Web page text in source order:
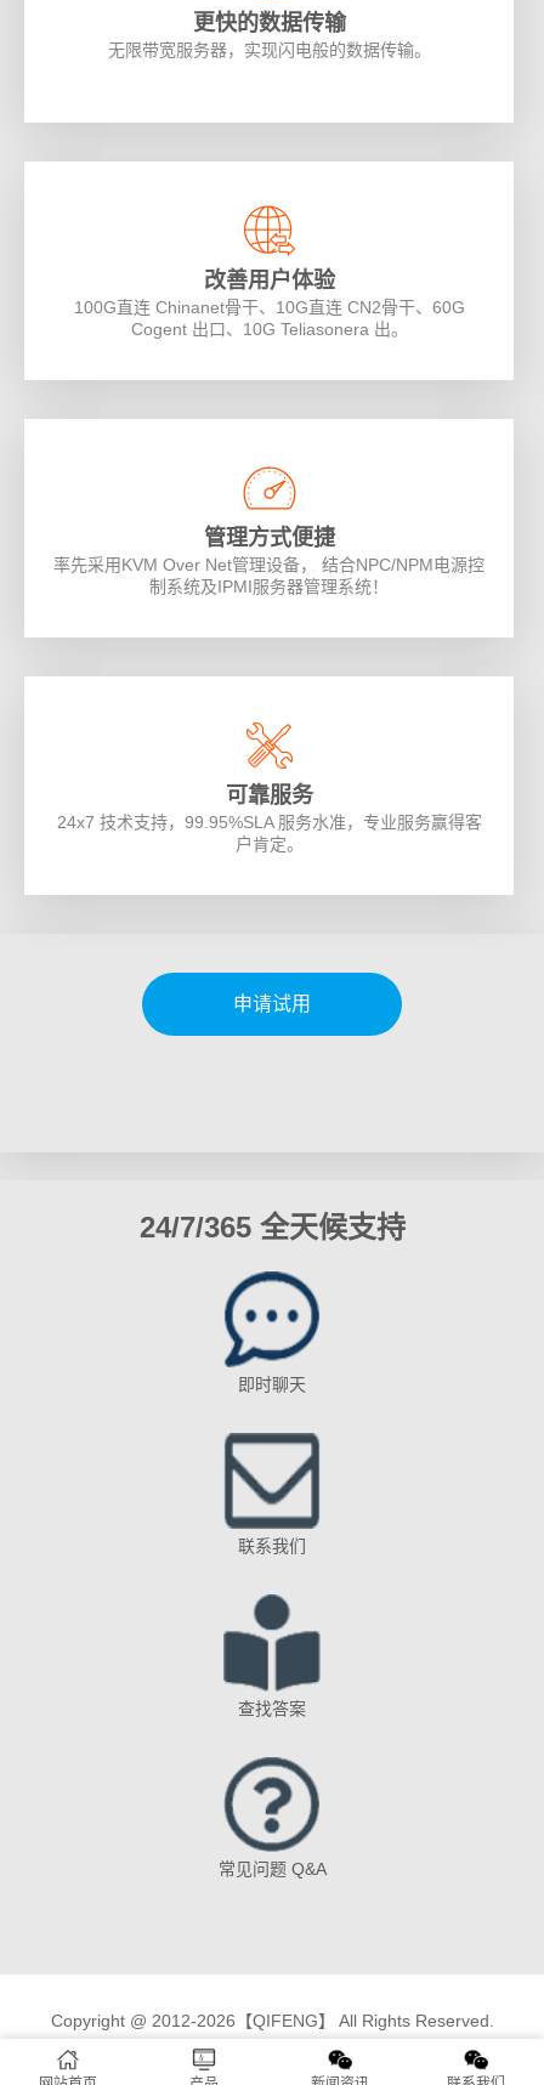
更快的数据传输
无限带宽服务器，实现闪电般的数据传输。
改善用户体验
100G直连 Chinanet骨干、10G直连 CN2骨干、60G
Cogent 出口、10G Teliasonera 出。
管理方式便捷
率先采用KVM Over Net管理设备， 结合NPC/NPM电源控
制系统及IPMI服务器管理系统！
可靠服务
24x7 技术支持，99.95%SLA 服务水准，专业服务赢得客
户肯定。
申请试用
24/7/365 全天候支持
即时聊天
联系我们
查找答案
常见问题 Q&A
Copyright @ 2012-2026【QIFENG】 All Rights Reserved.